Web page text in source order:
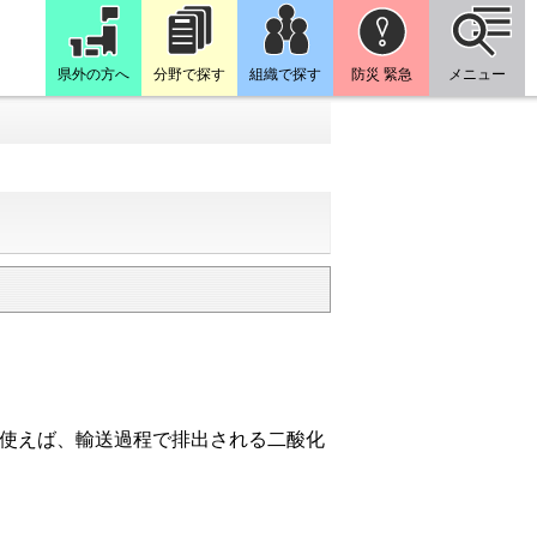
県外の方へ 分野で探す 組織で探す 防災 緊急 メニュー
えば、輸送過程で排出される二酸化